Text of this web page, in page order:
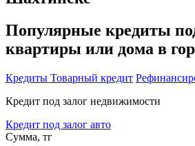
Популярные кредиты
квартиры или дома в
Кредиты Товарный кредит
Кредит под залог недвижимости
Кредит под залог авто
Сумма, тг